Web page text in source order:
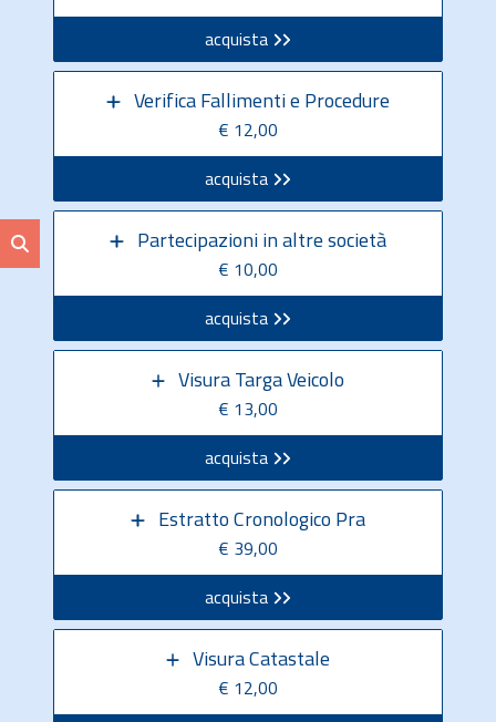
acquista
Verifica Fallimenti e Procedure
€ 12,00
acquista
Partecipazioni in altre società
€ 10,00
acquista
Visura Targa Veicolo
€ 13,00
acquista
Estratto Cronologico Pra
€ 39,00
acquista
Visura Catastale
€ 12,00